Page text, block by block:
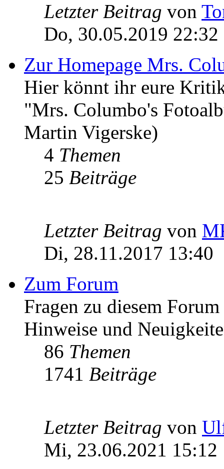
Letzter Beitrag von
Do, 30.05.2019 22:32
Zur Homepage Mrs.
Hier könnt ihr eure
"Mrs. Columbo's
Martin Vigerske)
4 Themen
25 Beiträge
Letzter Beitrag von
Di, 28.11.2017 13:40
Zum Forum
Fragen zu diesem
Hinweise und
86 Themen
1741 Beiträge
Letzter Beitrag von
Mi, 23.06.2021 15:12